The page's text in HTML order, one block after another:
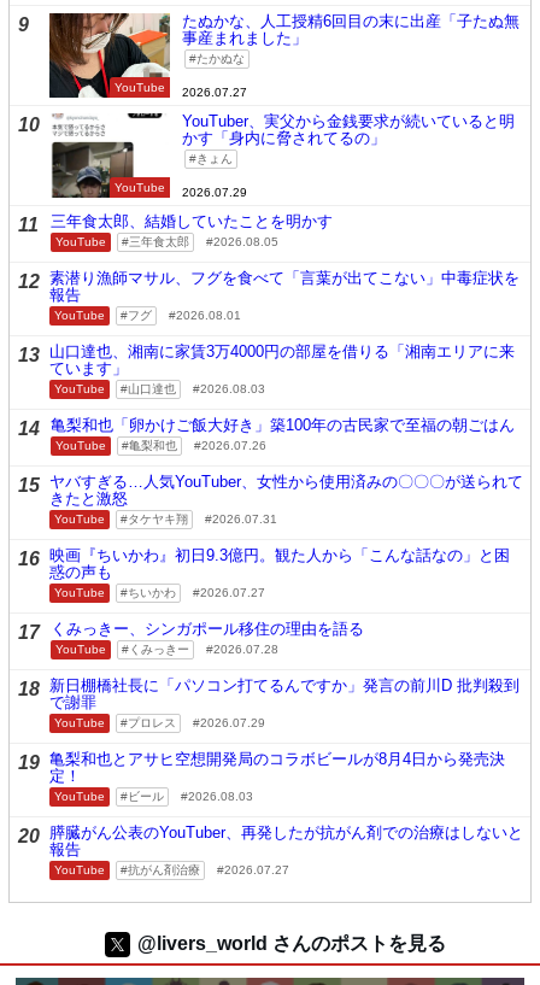
9
YouTube
たぬかな、人工授精6回目の末に出産「子たぬ無
事産まれました」
たかぬな
2026.07.27
10
YouTube
YouTuber、実父から金銭要求が続いていると明
かす「身内に脅されてるの」
きょん
2026.07.29
11 三年食太郎、結婚していたことを明かす
YouTube 三年食太郎 2026.08.05
12 素潜り漁師マサル、フグを食べて「言葉が出てこない」中毒症状を
報告
YouTube フグ 2026.08.01
13 山口達也、湘南に家賃3万4000円の部屋を借りる「湘南エリアに来
ています」
YouTube 山口達也 2026.08.03
14 亀梨和也「卵かけご飯大好き」築100年の古民家で至福の朝ごはん
YouTube 亀梨和也 2026.07.26
15 ヤバすぎる…人気YouTuber、女性から使用済みの〇〇〇が送られて
きたと激怒
YouTube タケヤキ翔 2026.07.31
16 映画『ちいかわ』初日9.3億円。観た人から「こんな話なの」と困
惑の声も
YouTube ちいかわ 2026.07.27
17 くみっきー、シンガポール移住の理由を語る
YouTube くみっきー 2026.07.28
18 新日棚橋社長に「パソコン打てるんですか」発言の前川D 批判殺到
で謝罪
YouTube プロレス 2026.07.29
19 亀梨和也とアサヒ空想開発局のコラボビールが8月4日から発売決
定！
YouTube ビール 2026.08.03
20 膵臓がん公表のYouTuber、再発したが抗がん剤での治療はしないと
報告
YouTube 抗がん剤治療 2026.07.27
@livers_world さんのポストを見る